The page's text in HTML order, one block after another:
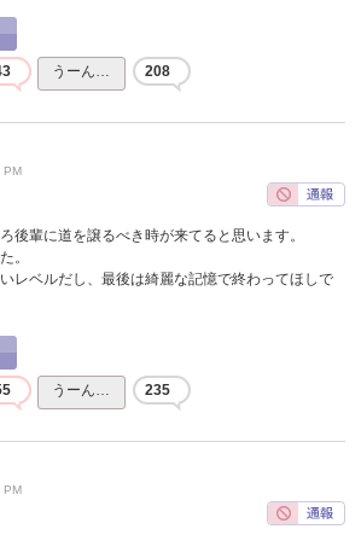
うーん… 208
PM
後輩に道を譲るべき時が来てると思います。
。
レベルだし、最後は綺麗な記憶で終わってほしで
うーん… 235
PM